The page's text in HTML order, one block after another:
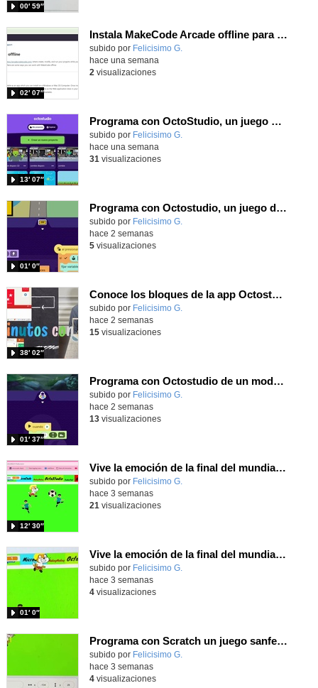
00′ 59″
Instala MakeCode Arcade offline para programar grandes juegos sin necesidad de Internet
Contenido educativo.
subido por Felicisimo G.
02′ 07″
hace una semana
2 visualizaciones
Programa con OctoStudio, un juego de disparos contra Zombies con un cargador basado en el House of the dead
Contenido educativo.
subido por Felicisimo G.
13′ 07″
hace una semana
31 visualizaciones
Programa con Octostudio, un juego de Educación Víal cruzando un paso de cebra.
Contenido educativo.
subido por Felicisimo G.
01′ 0″
hace 2 semanas
5visualizaciones
Conoce los bloques de la app Octostudio, gratuito, offline y para tu tablet y móvil - Contenido educativo
Contenido educativo.
subido por Felicisimo G.
38′ 02″
hace 2 semanas
15visualizaciones
Programa con Octostudio de un modo sencillo, offline y gratuito
Contenido educativo.
subido por Felicisimo G.
01′ 37″
hace 2 semanas
13visualizaciones
Vive la emoción de la final del mundial programando con Scratch, un juego de toques y esquivar contrarios
Contenido educativo.
subido por Felicisimo G.
12′ 30″
hace 3 semanas
21 visualizaciones
Vive la emoción de la final del mundial 2026, programando con Scratch un juego de toques.
Contenido educativo.
subido por Felicisimo G.
01′ 0″
hace 3 semanas
4visualizaciones
Programa con Scratch un juego sanferminero con Mikel Merino evitando toros y dando toques al balón.
Contenido educativo.
subido por Felicisimo G.
hace 3 semanas
4visualizaciones